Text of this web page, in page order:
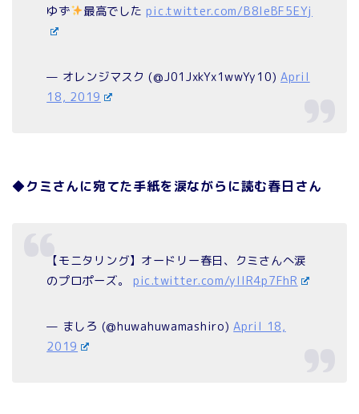
ゆず
最高でしたpic.twitter.com/B8IeBF5EYj
— オレンジマスク (@J01JxkYx1wwYy10)April
18, 2019
◆クミさんに宛てた手紙を涙ながらに読む春日さん
【モニタリング】オードリー春日、クミさんへ涙
のプロポーズ。 pic.twitter.com/ylIR4p7FhR
— ましろ (@huwahuwamashiro)April 18,
2019